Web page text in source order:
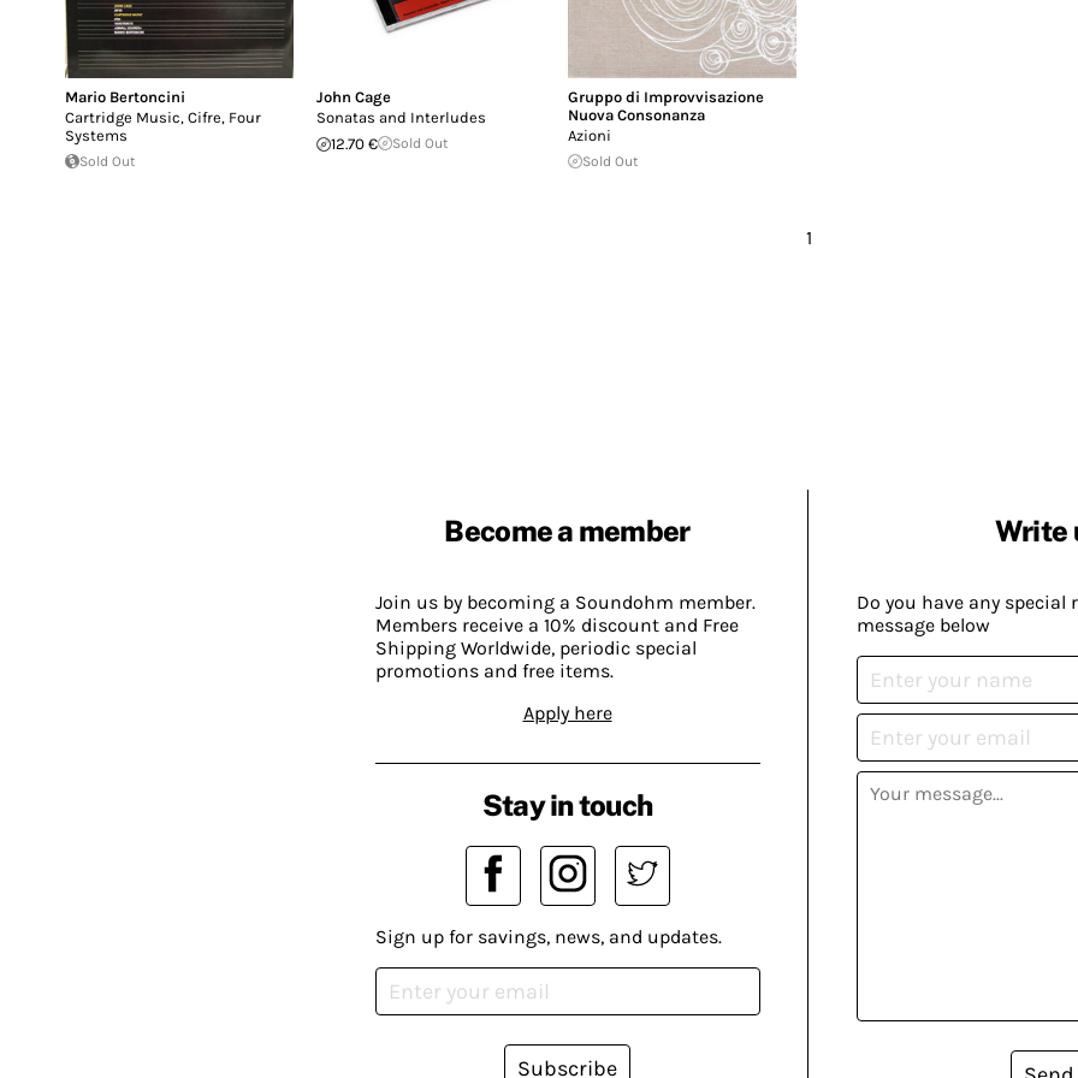
Mario Bertoncini
Cartridge Music, Cifre, Four
Systems
Sold Out
John Cage
Sonatas and Interludes
12.70 €
Sold Out
Gruppo di Improvvisazione
Nuova Consonanza
Azioni
Sold Out
1
Become a member
Join us by becoming a Soundohm member.
Members receive a 10% discount and Free
Shipping Worldwide, periodic special
promotions and free items.
Apply here
Write
Do you have any special
message below
Stay in touch
Sign up for savings, news, and updates.
Subscribe